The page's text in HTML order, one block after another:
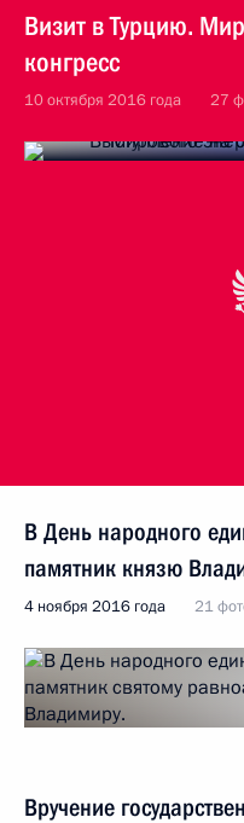
Визит в Турцию.
конгресс
10 октября 2016 года 27
В День народного
памятник князю
4 ноября 2016 года 21
Вручение